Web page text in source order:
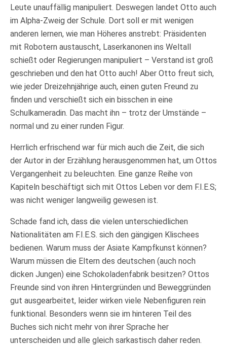
Leute unauffällig manipuliert. Deswegen landet Otto auch
im Alpha-Zweig der Schule. Dort soll er mit wenigen
anderen lernen, wie man Höheres anstrebt: Präsidenten
mit Robotern austauscht, Laserkanonen ins Weltall
schießt oder Regierungen manipuliert – Verstand ist groß
geschrieben und den hat Otto auch! Aber Otto freut sich,
wie jeder Dreizehnjährige auch, einen guten Freund zu
finden und verschießt sich ein bisschen in eine
Schulkameradin. Das macht ihn – trotz der Umstände –
normal und zu einer runden Figur.
Herrlich erfrischend war für mich auch die Zeit, die sich
der Autor in der Erzählung herausgenommen hat, um Ottos
Vergangenheit zu beleuchten. Eine ganze Reihe von
Kapiteln beschäftigt sich mit Ottos Leben vor dem F.I.E.S;
was nicht weniger langweilig gewesen ist.
Schade fand ich, dass die vielen unterschiedlichen
Nationalitäten am F.I.E.S. sich den gängigen Klischees
bedienen. Warum muss der Asiate Kampfkunst können?
Warum müssen die Eltern des deutschen (auch noch
dicken Jungen) eine Schokoladenfabrik besitzen? Ottos
Freunde sind von ihren Hintergründen und Beweggründen
gut ausgearbeitet, leider wirken viele Nebenfiguren rein
funktional. Besonders wenn sie im hinteren Teil des
Buches sich nicht mehr von ihrer Sprache her
unterscheiden und alle gleich sarkastisch daher reden.